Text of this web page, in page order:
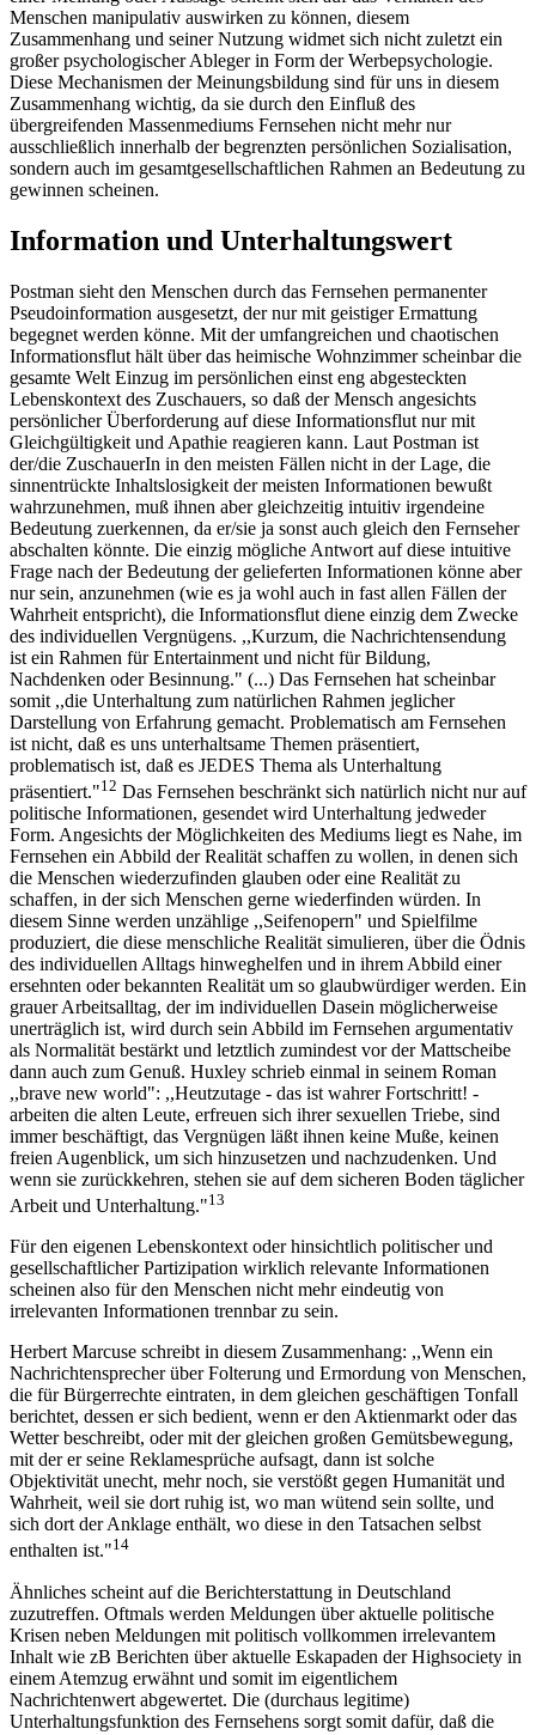
Menschen manipulativ auswirken zu können, diesem
Zusammenhang und seiner Nutzung widmet sich nicht zuletzt ein
großer psychologischer Ableger in Form der Werbepsychologie.
Diese Mechanismen der Meinungsbildung sind für uns in diesem
Zusammenhang wichtig, da sie durch den Einfluß des
übergreifenden Massenmediums Fernsehen nicht mehr nur
ausschließlich innerhalb der begrenzten persönlichen Sozialisation,
sondern auch im gesamtgesellschaftlichen Rahmen an Bedeutung zu
gewinnen scheinen.
Information und Unterhaltungswert
Postman sieht den Menschen durch das Fernsehen permanenter
Pseudoinformation ausgesetzt, der nur mit geistiger Ermattung
begegnet werden könne. Mit der umfangreichen und chaotischen
Informationsflut hält über das heimische Wohnzimmer scheinbar die
gesamte Welt Einzug im persönlichen einst eng abgesteckten
Lebenskontext des Zuschauers, so daß der Mensch angesichts
persönlicher Überforderung auf diese Informationsflut nur mit
Gleichgültigkeit und Apathie reagieren kann. Laut Postman ist
der/die ZuschauerIn in den meisten Fällen nicht in der Lage, die
sinnentrückte Inhaltslosigkeit der meisten Informationen bewußt
wahrzunehmen, muß ihnen aber gleichzeitig intuitiv irgendeine
Bedeutung zuerkennen, da er/sie ja sonst auch gleich den Fernseher
abschalten könnte. Die einzig mögliche Antwort auf diese intuitive
Frage nach der Bedeutung der gelieferten Informationen könne aber
nur sein, anzunehmen (wie es ja wohl auch in fast allen Fällen der
Wahrheit entspricht), die Informationsflut diene einzig dem Zwecke
des individuellen Vergnügens. ,,Kurzum, die Nachrichtensendung
ist ein Rahmen für Entertainment und nicht für Bildung,
Nachdenken oder Besinnung." (...) Das Fernsehen hat scheinbar
somit ,,die Unterhaltung zum natürlichen Rahmen jeglicher
Darstellung von Erfahrung gemacht. Problematisch am Fernsehen
ist nicht, daß es uns unterhaltsame Themen präsentiert,
problematisch ist, daß es JEDES Thema als Unterhaltung
präsentiert."12 Das Fernsehen beschränkt sich natürlich nicht nur auf
politische Informationen, gesendet wird Unterhaltung jedweder
Form. Angesichts der Möglichkeiten des Mediums liegt es Nahe, im
Fernsehen ein Abbild der Realität schaffen zu wollen, in denen sich
die Menschen wiederzufinden glauben oder eine Realität zu
schaffen, in der sich Menschen gerne wiederfinden würden. In
diesem Sinne werden unzählige ,,Seifenopern" und Spielfilme
produziert, die diese menschliche Realität simulieren, über die Ödnis
des individuellen Alltags hinweghelfen und in ihrem Abbild einer
ersehnten oder bekannten Realität um so glaubwürdiger werden. Ein
grauer Arbeitsalltag, der im individuellen Dasein möglicherweise
unerträglich ist, wird durch sein Abbild im Fernsehen argumentativ
als Normalität bestärkt und letztlich zumindest vor der Mattscheibe
dann auch zum Genuß. Huxley schrieb einmal in seinem Roman
,,brave new world": ,,Heutzutage - das ist wahrer Fortschritt! -
arbeiten die alten Leute, erfreuen sich ihrer sexuellen Triebe, sind
immer beschäftigt, das Vergnügen läßt ihnen keine Muße, keinen
freien Augenblick, um sich hinzusetzen und nachzudenken. Und
wenn sie zurückkehren, stehen sie auf dem sicheren Boden täglicher
Arbeit und Unterhaltung."13
Für den eigenen Lebenskontext oder hinsichtlich politischer und
gesellschaftlicher Partizipation wirklich relevante Informationen
scheinen also für den Menschen nicht mehr eindeutig von
irrelevanten Informationen trennbar zu sein.
Herbert Marcuse schreibt in diesem Zusammenhang: ,,Wenn ein
Nachrichtensprecher über Folterung und Ermordung von Menschen,
die für Bürgerrechte eintraten, in dem gleichen geschäftigen Tonfall
berichtet, dessen er sich bedient, wenn er den Aktienmarkt oder das
Wetter beschreibt, oder mit der gleichen großen Gemütsbewegung,
mit der er seine Reklamesprüche aufsagt, dann ist solche
Objektivität unecht, mehr noch, sie verstößt gegen Humanität und
Wahrheit, weil sie dort ruhig ist, wo man wütend sein sollte, und
sich dort der Anklage enthält, wo diese in den Tatsachen selbst
enthalten ist."14
Ähnliches scheint auf die Berichterstattung in Deutschland
zuzutreffen. Oftmals werden Meldungen über aktuelle politische
Krisen neben Meldungen mit politisch vollkommen irrelevantem
Inhalt wie zB Berichten über aktuelle Eskapaden der Highsociety in
einem Atemzug erwähnt und somit im eigentlichem
Nachrichtenwert abgewertet. Die (durchaus legitime)
Unterhaltungsfunktion des Fernsehens sorgt somit dafür, daß die